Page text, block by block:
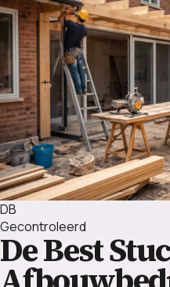
DB
Gecontroleerd
De Best